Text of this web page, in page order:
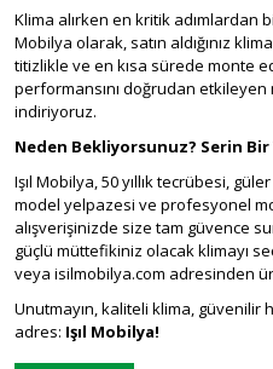
Klima alırken en kritik adımlardan
Mobilya olarak, satın aldığınız
titizlikle ve en kısa sürede monte
performansını doğrudan etkileyen
indiriyoruz.
Neden Bekliyorsunuz? Serin Bir
Işıl Mobilya, 50 yıllık tecrübesi,
model yelpazesi ve profesyonel
alışverişinizde size tam güvence
güçlü müttefikiniz olacak klimayı
veya isilmobilya.com adresinden
Unutmayın, kaliteli klima, güvenilir
adres: Işıl Mobilya!